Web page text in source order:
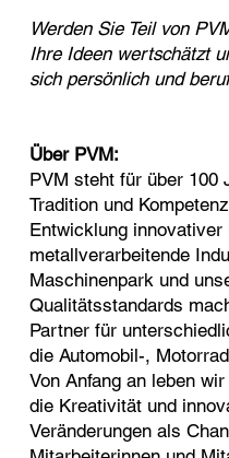
Werden Sie Teil von
Ihre Ideen wertschätzt
sich persönlich und
Über PVM:
PVM steht für über 100
Tradition und
Entwicklung
metallverarbeitende
Maschinenpark und
Qualitätsstandards
Partner für
die Automobil-,
Von Anfang an leben
die Kreativität und
Veränderungen als